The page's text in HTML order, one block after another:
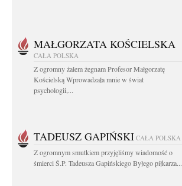
MAŁGORZATA KOŚCIELSKA
CAŁA POLSKA
Z ogromny żalem żegnam Profesor Małgorzatę
Kościelską Wprowadzała mnie w świat
psychologii,...
TADEUSZ GAPIŃSKI CAŁA POLSKA
Z ogromnym smutkiem przyjęliśmy wiadomość o
śmierci Ś.P. Tadeusza Gapińskiego Byłego piłkarza...